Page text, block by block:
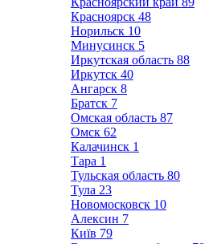
Красноярск 48
Норильск 10
Минусинск 5
Иркутская область 88
Иркутск 40
Ангарск 8
Братск 7
Омская область 87
Омск 62
Калачинск 1
Тара 1
Тульская область 80
Тула 23
Новомосковск 10
Алексин 7
Київ 79